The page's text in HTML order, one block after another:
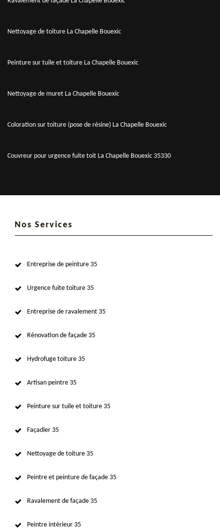
Nettoyage de toiture La Chapelle Bouexic
Peinture sur tuile et toiture La Chapelle Bouexic
Nettoyage de muret La Chapelle Bouexic
Coloration sur toiture (pose de résine) La Chapelle Bouexic
Couvreur pour urgence fuite toit La Chapelle Bouexic 35330
Nos Services
Entreprise de peinture 35
Urgence fuite toiture 35
Entreprise de ravalement 35
Rénovation de façade 35
Hydrofuge toiture 35
Artisan peintre 35
Peinture sur tuile et toiture 35
Façadier 35
Nettoyage de toiture 35
Peintre et peinture de façade 35
Ravalement de façade 35
Peintre intérieur 35